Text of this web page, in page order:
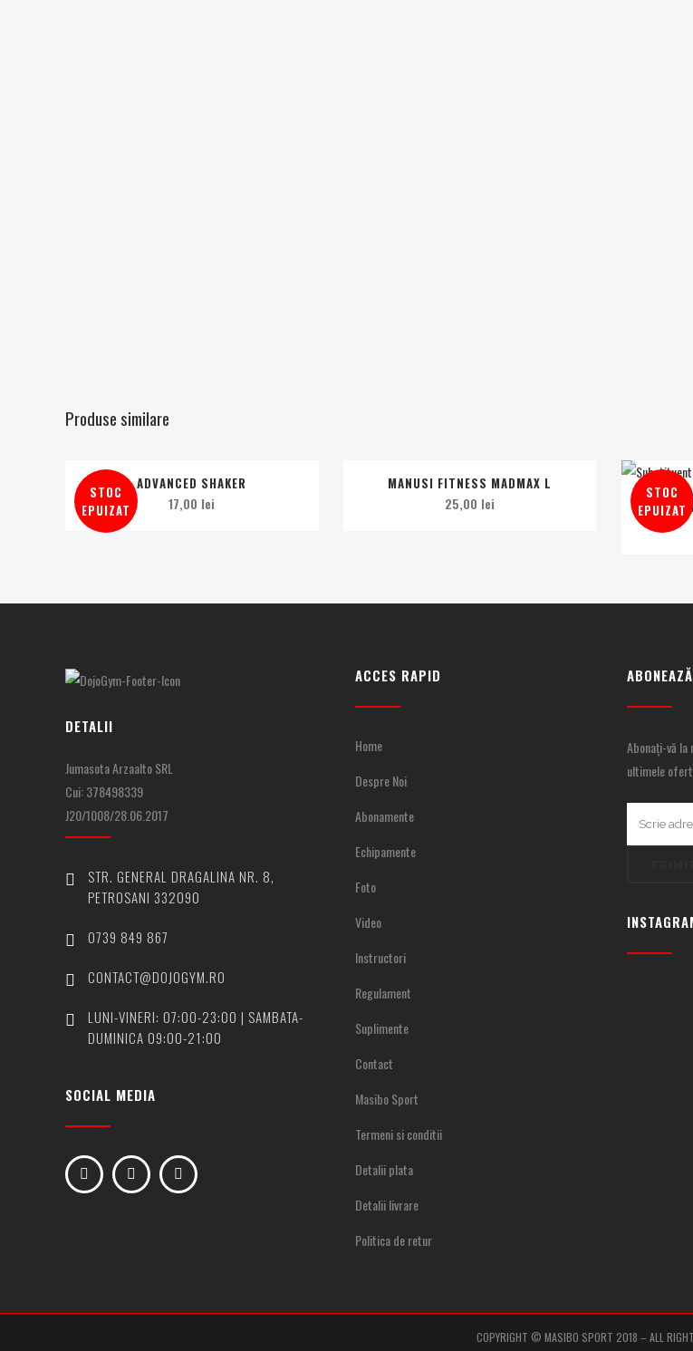
Produse similare
STOC
EPUIZAT
ADVANCED SHAKER
17,00 lei
MANUSI FITNESS MADMAX L
25,00 lei
STOC
EPUIZAT
DETALII
Jumasota Arzaalto SRL
Cui: 378498339
J20/1008/28.06.2017
STR. GENERAL DRAGALINA NR. 8,
PETROSANI 332090
0739 849 867
CONTACT@DOJOGYM.RO
LUNI-VINERI: 07:00-23:00 | SAMBATA-
DUMINICA 09:00-21:00
SOCIAL MEDIA
ACCES RAPID
Home
Despre Noi
Abonamente
Echipamente
Foto
Video
Instructori
Regulament
Suplimente
Contact
Masibo Sport
Termeni si conditii
Detalii plata
Detalii livrare
Politica de retur
Abonați-vă
ultimele
COPYRIGHT © MASIBO SPORT 2018 – ALL RIGHT